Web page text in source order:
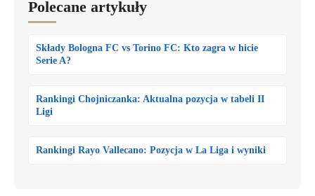
Polecane artykuły
Składy Bologna FC vs Torino FC: Kto zagra w hicie
Serie A?
Rankingi Chojniczanka: Aktualna pozycja w tabeli II
Ligi
Rankingi Rayo Vallecano: Pozycja w La Liga i wyniki